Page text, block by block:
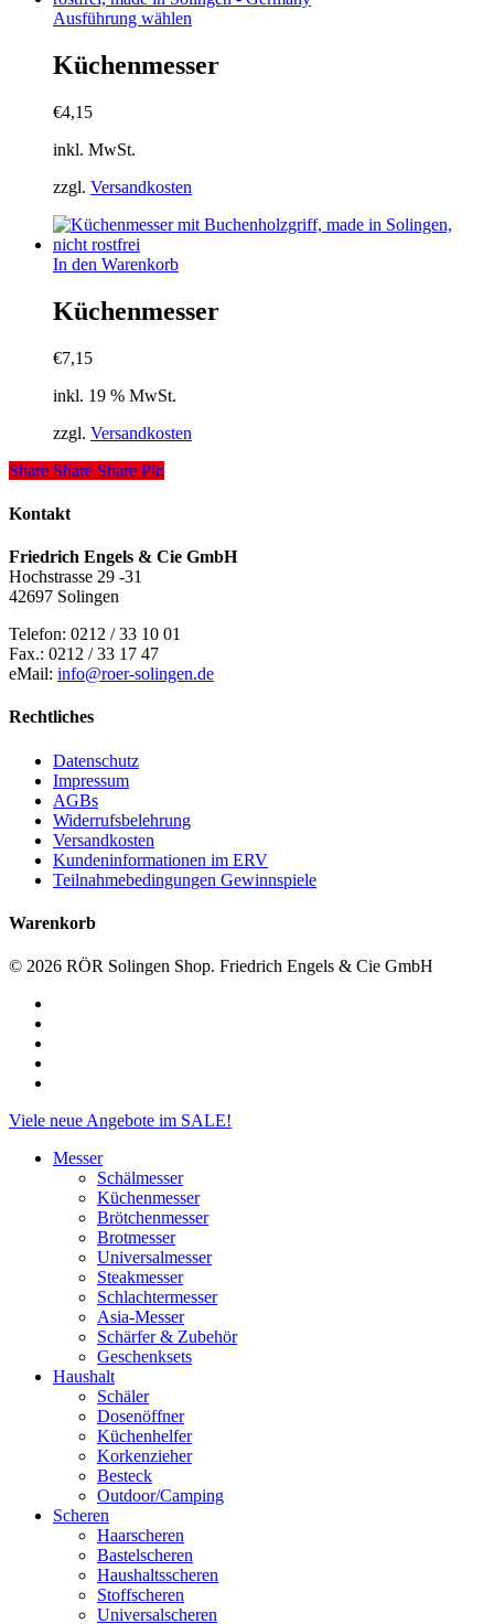
gewählt
werden
Ausführung wählen
mehrere
auf
der
Produktseite
Küchenmesser
€4,15
inkl. MwSt.
zzgl. Versandkosten
In den Warenkorb
Küchenmesser
€7,15
inkl. 19 % MwSt.
zzgl. Versandkosten
Share Share Share Pin
Kontakt
Friedrich Engels & Cie GmbH
Hochstrasse 29 -31
42697 Solingen
Telefon: 0212 / 33 10 01
Fax.: 0212 / 33 17 47
eMail: info@roer-solingen.de
Rechtliches
Datenschutz
Impressum
AGBs
Widerrufsbelehrung
Versandkosten
Kundeninformationen im ERV
Teilnahmebedingungen Gewinnspiele
Warenkorb
© 2026 RÖR Solingen Shop. Friedrich Engels & Cie GmbH
Close
Viele neue Angebote im SALE!
Messer
Schälmesser
Küchenmesser
Brötchenmesser
Brotmesser
Universalmesser
Steakmesser
Schlachtermesser
Asia-Messer
Schärfer & Zubehör
Geschenksets
Haushalt
Schäler
Dosenöffner
Küchenhelfer
Korkenzieher
Besteck
Outdoor/Camping
Scheren
Haarscheren
Bastelscheren
Haushaltsscheren
Stoffscheren
Universalscheren